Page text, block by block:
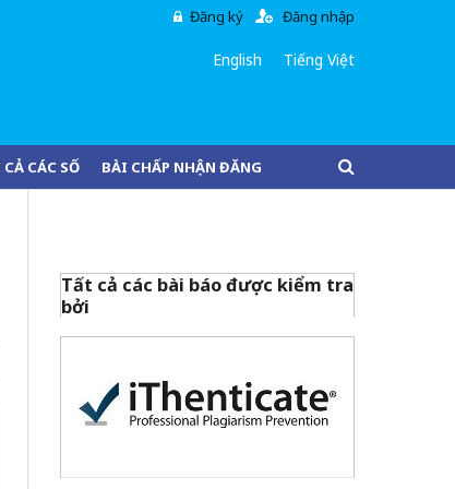
Tiếng Việt
English
CÁC SỐ BÀI CHẤP NHẬN ĐĂNG
Đăng ký Đăng nhập
Tất cả các bài báo được kiểm tra
bởi